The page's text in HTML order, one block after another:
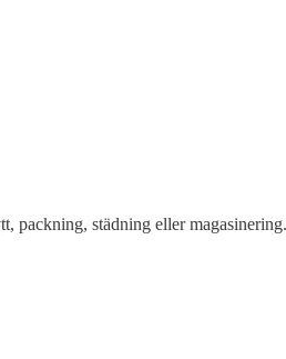
packning, städning eller